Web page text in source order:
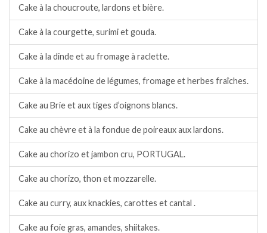
Cake à la choucroute, lardons et bière.
Cake à la courgette, surimi et gouda.
Cake à la dinde et au fromage à raclette.
Cake à la macédoine de légumes, fromage et herbes fraîches.
Cake au Brie et aux tiges d’oignons blancs.
Cake au chèvre et à la fondue de poireaux aux lardons.
Cake au chorizo et jambon cru, PORTUGAL.
Cake au chorizo, thon et mozzarelle.
Cake au curry, aux knackies, carottes et cantal .
Cake au foie gras, amandes, shiitakes.